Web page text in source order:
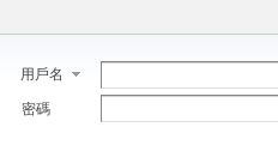
用戶名
密碼